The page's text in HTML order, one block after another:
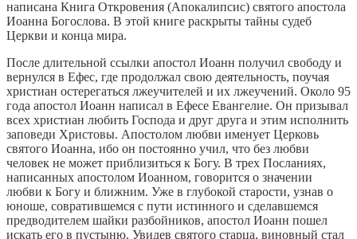
написана Книга Откровения (Апокалипсис) святого апостола
Иоанна Богослова. В этой книге раскрыты тайны судеб
Церкви и конца мира.
После длительной ссылки апостол Иоанн получил свободу и
вернулся в Ефес, где продолжал свою деятельность, поучая
христиан остерегаться лжеучителей и их лжеучений. Около 95
года апостол Иоанн написал в Ефесе Евангелие. Он призывал
всех христиан любить Господа и друг друга и этим исполнить
заповеди Христовы. Апостолом любви именует Церковь
святого Иоанна, ибо он постоянно учил, что без любви
человек не может приблизиться к Богу. В трех Посланиях,
написанных апостолом Иоанном, говорится о значении
любви к Богу и ближним. Уже в глубокой старости, узнав о
юноше, совратившемся с пути истинного и сделавшемся
предводителем шайки разбойников, апостол Иоанн пошел
искать его в пустыню. Увидев святого старца, виновный стал